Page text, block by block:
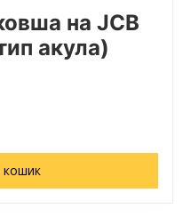
на JCB
акула)
кошик